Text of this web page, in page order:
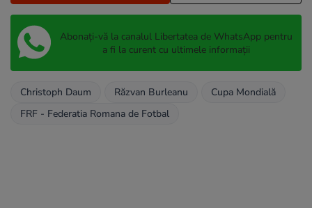
Abonați-vă la canalul Libertatea de WhatsApp pentru
a fi la curent cu ultimele informații
Christoph Daum Răzvan Burleanu
Cupa Mondială
FRF - Federatia Romana de Fotbal